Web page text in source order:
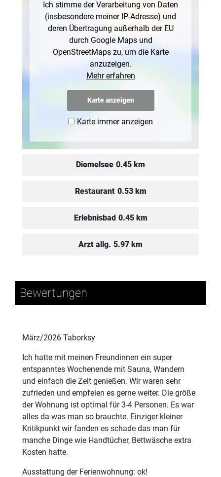
Ich stimme der Verarbeitung von Daten
(insbesondere meiner IP-Adresse) und
deren Übertragung außerhalb der EU
durch Google Maps und
OpenStreetMaps zu, um die Karte
anzuzeigen.
Mehr erfahren
Karte anzeigen
Karte immer anzeigen
Diemelsee 0.45 km
Restaurant 0.53 km
Erlebnisbad 0.45 km
Arzt allg. 5.97 km
Bewertungen
März/2026 Taborksy
Ich hatte mit meinen Freundinnen ein super
entspanntes Wochenende mit Sauna, Wandern
und einfach die Zeit genießen. Wir waren sehr
zufrieden und empfelen es gerne weiter. Die größe
der Wohnung ist optimal für 3-4 Personen. Es war
alles da was man so brauchte. Einziger kleiner
Kritikpunkt wir fanden es schade das man für
manche Dinge wie Handtücher, Bettwäsche extra
Kosten hatte.
Ausstattung der Ferienwohnung: ok!